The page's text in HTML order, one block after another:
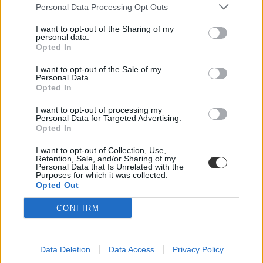
Personal Data Processing Opt Outs
I want to opt-out of the Sharing of my
personal data.
Opted In
I want to opt-out of the Sale of my
Personal Data.
Opted In
I want to opt-out of processing my
Personal Data for Targeted Advertising.
Opted In
I want to opt-out of Collection, Use,
Retention, Sale, and/or Sharing of my
Personal Data that Is Unrelated with the
Purposes for which it was collected.
Opted Out
CONFIRM
Data Deletion Data Access Privacy Policy
Angyalföld